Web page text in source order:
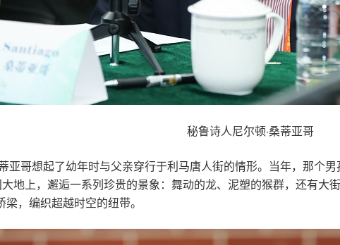
秘鲁诗人尼尔顿·桑蒂亚哥
亚哥想起了幼年时与父亲穿行于利马唐人街的情形。当年，那个
地上，邂逅一系列珍贵的景象：舞动的龙、泥塑的猴群，还有
，编织超越时空的纽带。